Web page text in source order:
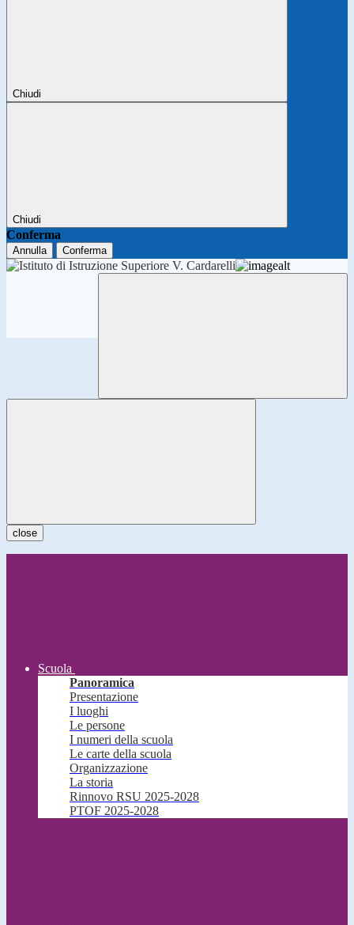
Chiudi
Chiudi
Conferma
Annulla Conferma
close
Scuola
Panoramica
Presentazione
I luoghi
Le persone
I numeri della scuola
Le carte della scuola
Organizzazione
La storia
Rinnovo RSU 2025-2028
PTOF 2025-2028